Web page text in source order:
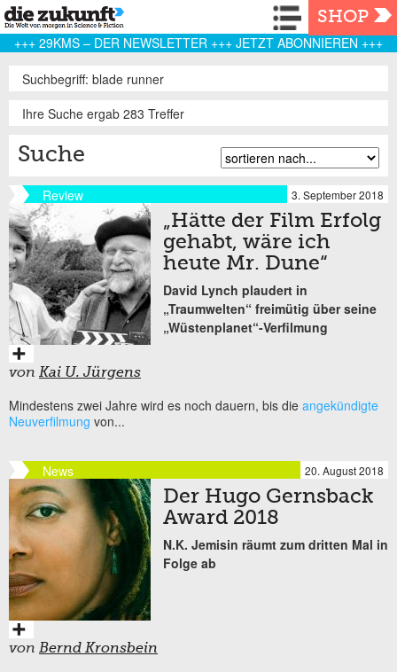
Navigation
SHOP
+++ 29KMS – DER NEWSLETTER +++ JETZT ABONNIEREN +++
Suchbegriff: blade runner
Ihre Suche ergab 283 Treffer
Suche
Review 3. September 2018
„Hätte der Film Erfolg
gehabt, wäre ich
heute Mr. Dune“
David Lynch plaudert in
„Traumwelten“ freimütig über seine
„Wüstenplanet“-Verfilmung
von Kai U. Jürgens
Mindestens zwei Jahre wird es noch dauern, bis die angekündigte
Neuverfilmung von...
News 20. August 2018
Der Hugo Gernsback
Award 2018
N.K. Jemisin räumt zum dritten Mal in
Folge ab
von Bernd Kronsbein